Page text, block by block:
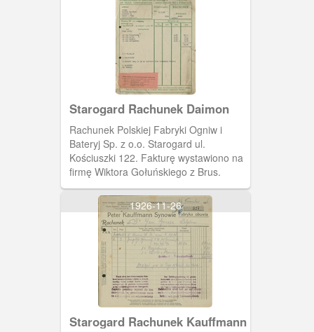
Starogard Rachunek Daimon
Rachunek Polskiej Fabryki Ogniw i
Bateryj Sp. z o.o. Starogard ul.
Kościuszki 122. Fakturę wystawiono na
firmę Wiktora Gołuńskiego z Brus.
1926-11-26
Starogard Rachunek Kauffmann